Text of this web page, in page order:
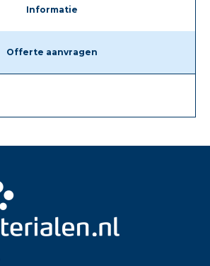
Informatie
Offerte aanvragen